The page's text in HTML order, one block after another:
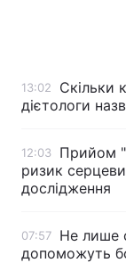
Головна
Україна
Економіка
Техно і зв'язок
13:02
Скільки
дієтологи
12:03
Прийом
ризик
дослідження
07:57
Не лише
допоможуть